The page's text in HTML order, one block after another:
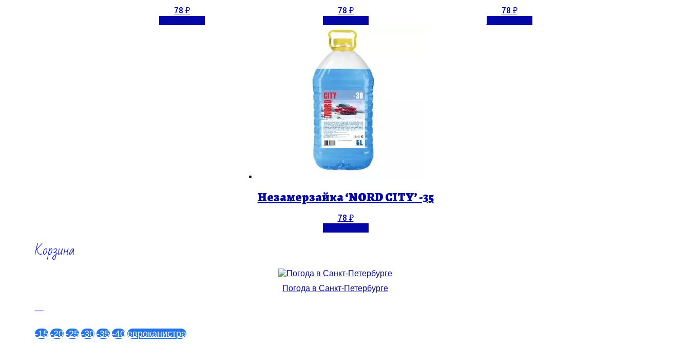
78 ₽
78 ₽
78 ₽
Незамерзайка ‘NORD CITY’ -35
78 ₽
Корзина
Погода в Санкт-Петербурге
—
-15 -20 -25 -30 -35 -40 евроканистра